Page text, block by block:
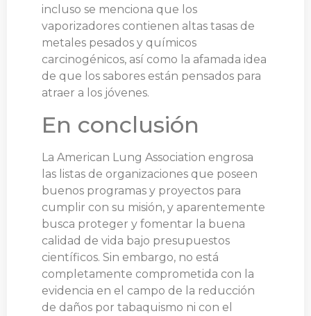
incluso se menciona que los
vaporizadores contienen altas tasas de
metales pesados y químicos
carcinogénicos, así como la afamada idea
de que los sabores están pensados para
atraer a los jóvenes.
En conclusión
La American Lung Association engrosa
las listas de organizaciones que poseen
buenos programas y proyectos para
cumplir con su misión, y aparentemente
busca proteger y fomentar la buena
calidad de vida bajo presupuestos
científicos. Sin embargo, no está
completamente comprometida con la
evidencia en el campo de la reducción
de daños por tabaquismo ni con el